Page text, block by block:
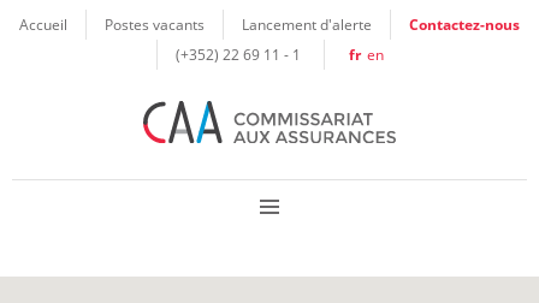
Accueil Postes vacants Lancement d'alerte Contactez-nous
(+352) 22 69 11 - 1 fr en
Panneau de gestion des cookies